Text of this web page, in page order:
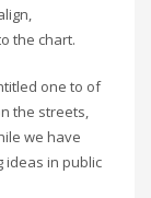
the chart.
one to of
the streets,
we have
ideas in public